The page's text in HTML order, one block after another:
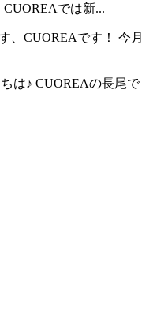
では新...
、CUOREAです！ 今月
は♪ CUOREAの長尾で